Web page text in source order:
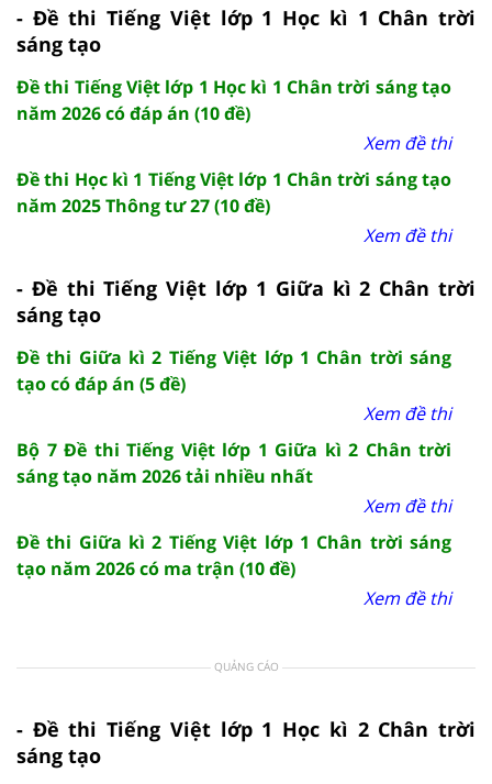
- Đề thi Tiếng Việt lớp 1 Học kì 1 Chân trời
sáng tạo
Đề thi Tiếng Việt lớp 1 Học kì 1 Chân trời sáng tạo
năm 2026 có đáp án (10 đề)
Xem đề thi
Đề thi Học kì 1 Tiếng Việt lớp 1 Chân trời sáng tạo
năm 2025 Thông tư 27 (10 đề)
Xem đề thi
- Đề thi Tiếng Việt lớp 1 Giữa kì 2 Chân trời
sáng tạo
Đề thi Giữa kì 2 Tiếng Việt lớp 1 Chân trời sáng
tạo có đáp án (5 đề)
Xem đề thi
Bộ 7 Đề thi Tiếng Việt lớp 1 Giữa kì 2 Chân trời
sáng tạo năm 2026 tải nhiều nhất
Xem đề thi
Đề thi Giữa kì 2 Tiếng Việt lớp 1 Chân trời sáng
tạo năm 2026 có ma trận (10 đề)
Xem đề thi
QUẢNG CÁO
- Đề thi Tiếng Việt lớp 1 Học kì 2 Chân trời
sáng tạo